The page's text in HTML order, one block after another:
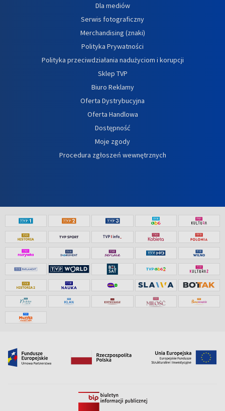
Dla mediów
Serwis fotograficzny
Merchandising (znaki)
Polityka Prywatności
Polityka przeciwdziałania nadużyciom i korupcji
Sklep TVP
Biuro Reklamy
Oferta Dystrybucyjna
Oferta Handlowa
Dostępność
Moje zgody
Procedura zgłoszeń wewnętrznych